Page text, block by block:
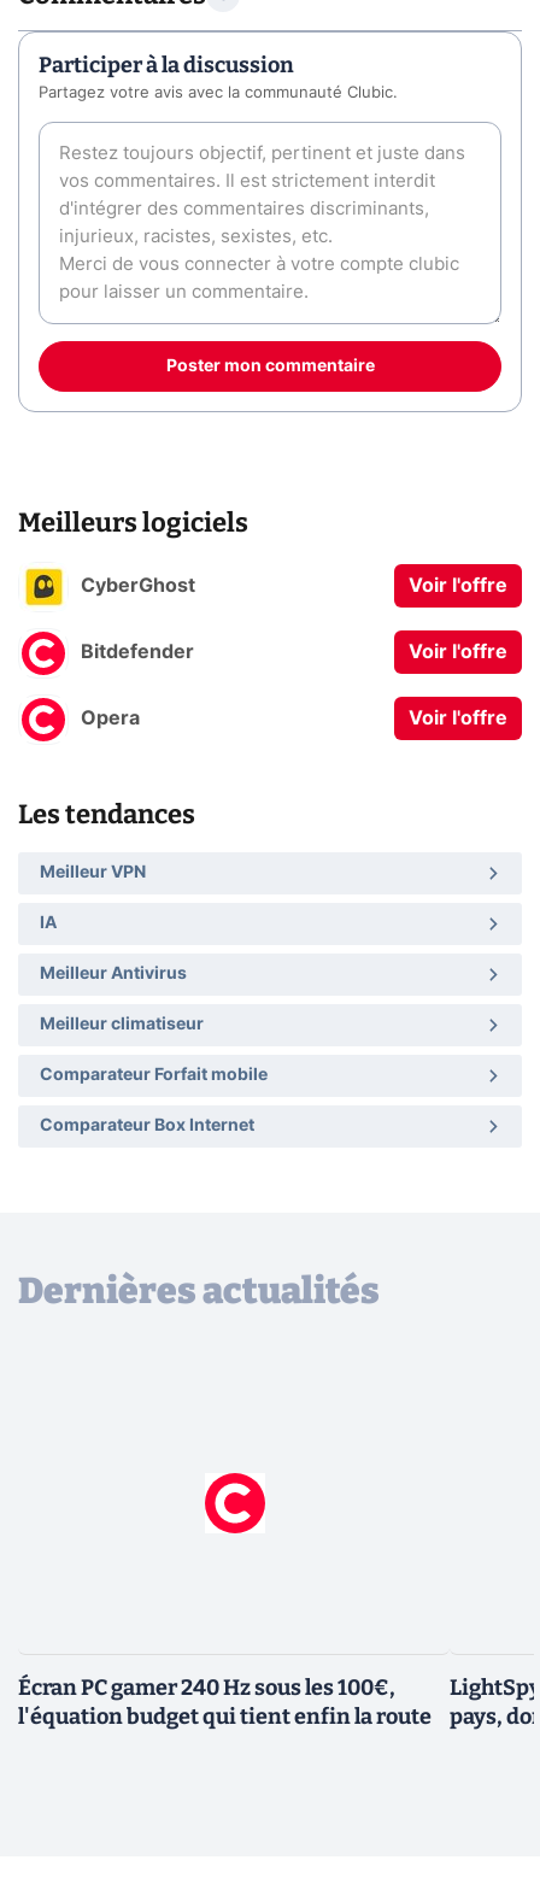
Participer à la discussion
Partagez votre avis avec la communauté Clubic.
Poster mon commentaire
Meilleurs logiciels
CyberGhost Voir l'offre
Bitdefender Voir l'offre
Opera Voir l'offre
Les tendances
Meilleur VPN
IA
Meilleur Antivirus
Meilleur climatiseur
Comparateur Forfait mobile
Comparateur Box Internet
Dernières actualités
Écran PC gamer 240 Hz sous les 100€,
l'équation budget qui tient enfin la route
pays,